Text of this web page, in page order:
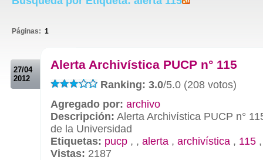
Páginas: 1
27/04
2012
Alerta Archivística PUCP n° 115
Ranking: 3.0/5.0 (208 votos)
Agregado por: archivo
Descripción: Alerta Archivística PUCP n°
de la Universidad
Etiquetas: pucp , , alerta , archivística , 115
Vistas: 2187